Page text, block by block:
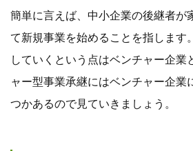
簡単に言えば、中小企業の後継者が
て新規事業を始めることを指します
していくという点はベンチャー企業
ャー型事業承継にはベンチャー企業
つかあるので見ていきましょう。